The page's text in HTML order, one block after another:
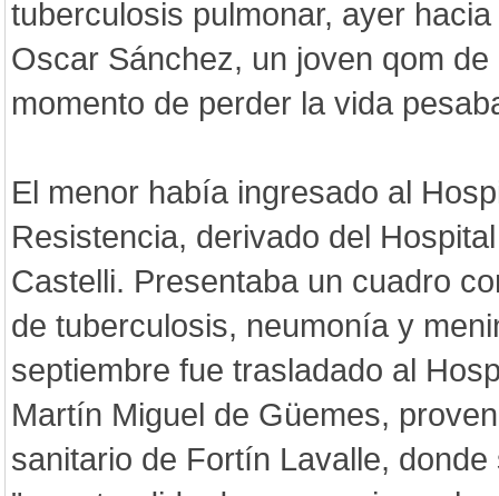
tuberculosis pulmonar, ayer
Oscar Sánchez, un joven qom
momento de perder la vida
El menor había ingresado al
Resistencia, derivado del
Castelli. Presentaba un cuadro
de tuberculosis, neumonía y
septiembre fue trasladado al
Martín Miguel de Güemes,
sanitario de Fortín Lavalle,